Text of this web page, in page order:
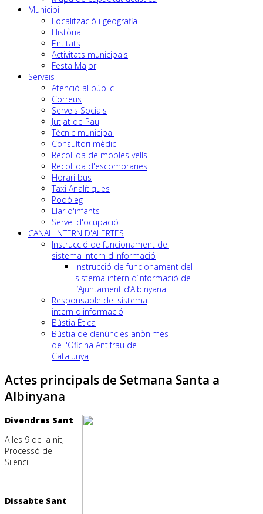
Municipi
Localització i geografia
Història
Entitats
Activitats municipals
Festa Major
Serveis
Atenció al públic
Correus
Serveis Socials
Jutjat de Pau
Tècnic municipal
Consultori mèdic
Recollida de mobles vells
Recollida d'escombraries
Horari bus
Taxi Analítiques
Podòleg
Llar d'infants
Servei d'ocupació
CANAL INTERN D'ALERTES
Instrucció de funcionament del
sistema intern d'informació
Instrucció de funcionament del
sistema intern d’informació de
l’Ajuntament d’Albinyana
Responsable del sistema
intern d'informació
Bústia Ètica
Bústia de denúncies anònimes
de l'Oficina Antifrau de
Catalunya
Actes principals de Setmana Santa a
Albinyana
Divendres Sant
A les 9 de la nit,
Processó del
Silenci
Dissabte Sant